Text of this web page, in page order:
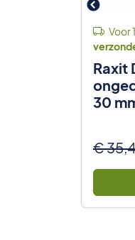
Voor
Raxit
30
€